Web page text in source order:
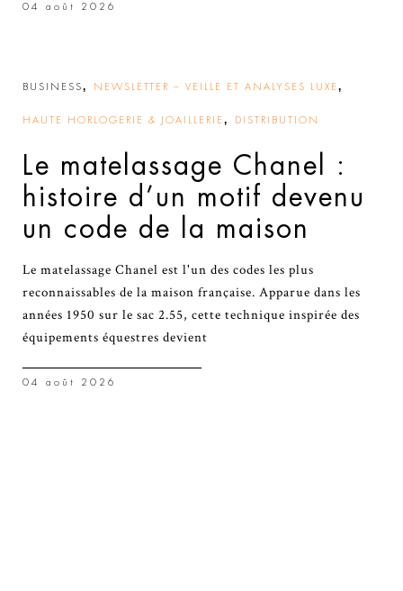
04 août 2026
BUSINESS, NEWSLETTER – VEILLE ET ANALYSES LUXE ,
HAUTE HORLOGERIE & JOAILLERIE , DISTRIBUTION
Le matelassage Chanel :
histoire d’un motif devenu
un code de la maison
Le matelassage Chanel est l'un des codes les plus
reconnaissables de la maison française. Apparue dans les
années 1950 sur le sac 2.55, cette technique inspirée des
équipements équestres devient
04 août 2026